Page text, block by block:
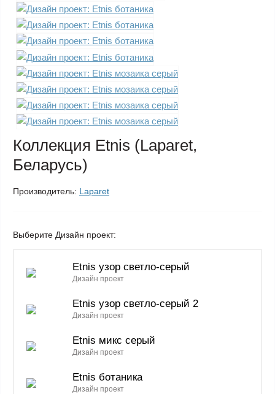
Коллекция Etnis (Laparet,
Беларусь)
Производитель: Laparet
Выберите Дизайн проект:
Etnis узор светло-серый
Дизайн проект
Etnis узор светло-серый 2
Дизайн проект
Etnis микс серый
Дизайн проект
Etnis ботаника
Дизайн проект